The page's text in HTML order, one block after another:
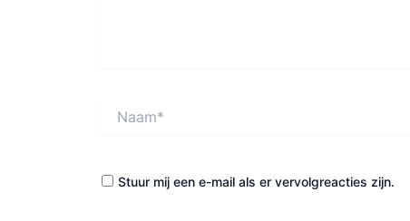
Stuur mij een e-mail als er vervolgreacties zijn.